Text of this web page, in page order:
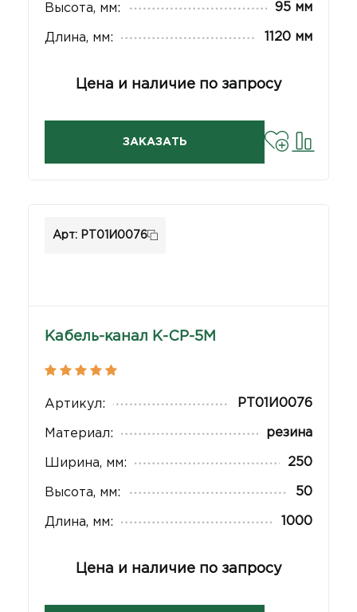
Высота, мм: 95 мм
Длина, мм: 1120 мм
Цена и наличие по запросу
ЗАКАЗАТЬ
Арт: РТ01И0076
Кабель-канал К-CP-5М
Артикул: РТ01И0076
Материал: резина
Ширина, мм: 250
Высота, мм: 50
Длина, мм: 1000
Цена и наличие по запросу